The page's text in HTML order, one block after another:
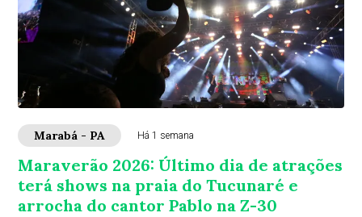
Marabá - PA Há 1 semana
Maraverão 2026: Último dia de atrações
terá shows na praia do Tucunaré e
arrocha do cantor Pablo na Z-30